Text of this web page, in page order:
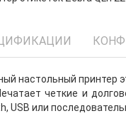
настольный принтер
четкие и
USB или